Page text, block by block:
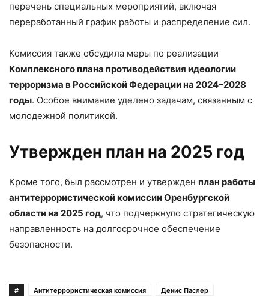
перечень специальных мероприятий, включая
переработанный график работы и распределение сил.
Комиссия также обсудила меры по реализации
Комплексного плана противодействия идеологии
терроризма в Российской Федерации на 2024–2028
годы. Особое внимание уделено задачам, связанным с
молодежной политикой.
Утвержден план на 2025 год
Кроме того, был рассмотрен и утвержден план работы
антитеррористической комиссии Оренбургской
области на 2025 год, что подчеркнуло стратегическую
направленность на долгосрочное обеспечение
безопасности.
# Антитеррористическая комиссия
Денис Паслер